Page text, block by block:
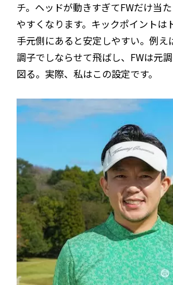
チ。ヘッドが動きすぎてFWだけ当
やすくなります。キックポイントは
手元側にあると安定しやすい。例え
調子でしならせて飛ばし、FWは元
図る。実際、私はこの設定です。